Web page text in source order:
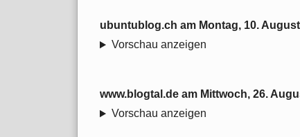
ubuntublog.ch am Montag, 10.
Vorschau anzeigen
www.blogtal.de am Mittwoch, 26.
Vorschau anzeigen